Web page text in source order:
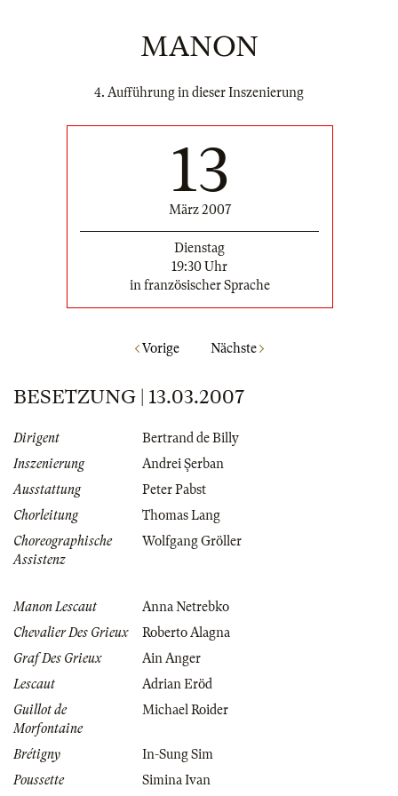
MANON
4. Aufführung in dieser Inszenierung
13
März 2007
Dienstag
19:30 Uhr
in französischer Sprache
Vorige Nächste
BESETZUNG | 13.03.2007
Dirigent
Bertrand de Billy
Inszenierung
Andrei Şerban
Ausstattung
Peter Pabst
Chorleitung
Thomas Lang
Choreographische
Assistenz
Wolfgang Gröller
Manon Lescaut
Anna Netrebko
Chevalier Des Grieux
Roberto Alagna
Graf Des Grieux
Ain Anger
Lescaut
Adrian Eröd
Guillot de
Morfontaine
Michael Roider
Brétigny
In-Sung Sim
Poussette
Simina Ivan